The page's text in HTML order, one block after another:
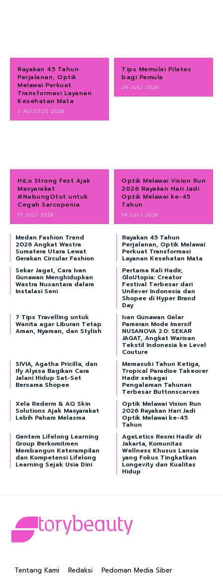
Rayakan 45 Tahun
Perjalanan, Optik
Melawai Perkuat
Transformasi Layanan
Kesehatan Mata
7 AGUSTUS 2026
Tips Memulai Pilates
bagi Pemula
29 JULI 2026
HiLo Strong Fest Ajak
Masyarakat
#NabungOtot untuk
Cegah Sarcopenia
17 JULI 2026
Optik Melawai Vision Run
2026 Rayakan Hari Jadi
Optik Melawai ke-45
Tahun
14 JULI 2026
Medan Fashion Trend
2026 Angkat Wastra
Sumatera Utara Lewat
Gerakan Circular Fashion
Rayakan 45 Tahun
Perjalanan, Optik Melawai
Perkuat Transformasi
Layanan Kesehatan Mata
Sekar Jagat, Cara Ivan
Gunawan Menghidupkan
Wastra Nusantara dalam
Instalasi Seni
Pertama Kali Hadir,
GloUtopia: Creator
Festival Terbesar dari
Unilever Indonesia dan
Shopee di Hyper Brand
Day
7 Tips Travelling untuk
Wanita agar Liburan Tetap
Aman, Nyaman, dan Stylish
Ivan Gunawan Gelar
Pameran Mode Imersif
NUSANOVA 2.0: SEKAR
JAGAT, Angkat Warisan
Tekstil Indonesia ke Level
Couture
SIVIA, Agatha Pricilla, dan
Ify Alyssa Bagikan Cara
Jalani Hidup Sat-Set
Bersama Shopee
Memasuki Tahun Ketiga,
Tropical Paradise Takeover
Hadir sebagai
Pengalaman Tahunan
Terbesar Buttonscarves
Xela Rederm & AQ Skin
Solutions Ajak Masyarakat
Lebih Paham Melasma
Optik Melawai Vision Run
2026 Rayakan Hari Jadi
Optik Melawai ke-45
Tahun
Gentem Lifelong Learning
Group Berkomitmen
Membangun Keterampilan
dan Kompetensi Lifelong
Learning Sejak Usia Dini
AgeLetics Resmi Hadir di
Jakarta, Komunitas
Wellness Khusus Lansia
yang Fokus Tingkatkan
Longevity dan Kualitas
Hidup
Tentang Kami Redaksi Pedoman Media Siber